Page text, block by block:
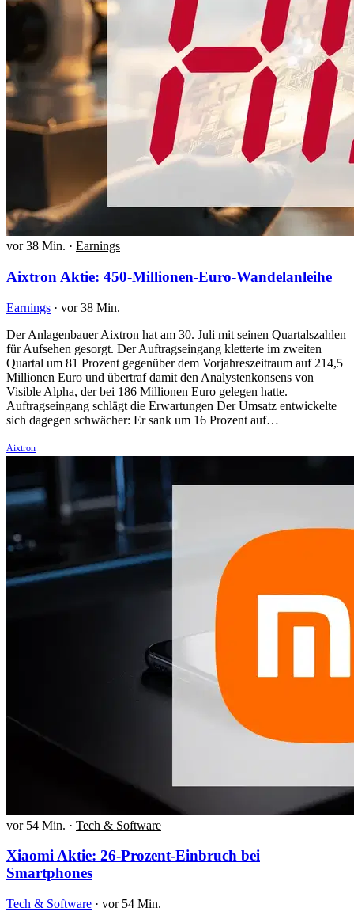
vor 38 Min. · Earnings
Aixtron Aktie: 450-Millionen-Euro-Wandelanleihe
Earnings · vor 38 Min.
Der Anlagenbauer Aixtron hat am 30. Juli mit seinen Quartalszahlen
für Aufsehen gesorgt. Der Auftragseingang kletterte im zweiten
Quartal um 81 Prozent gegenüber dem Vorjahreszeitraum auf 214,5
Millionen Euro und übertraf damit den Analystenkonsens von
Visible Alpha, der bei 186 Millionen Euro gelegen hatte.
Auftragseingang schlägt die Erwartungen Der Umsatz entwickelte
sich dagegen schwächer: Er sank um 16 Prozent auf…
Aixtron
vor 54 Min. · Tech & Software
Xiaomi Aktie: 26-Prozent-Einbruch bei
Smartphones
Tech & Software · vor 54 Min.